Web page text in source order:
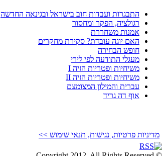
התבגרות ועבדות חוב בישראל ובגינאה החדשה
רגולציה, הפקר ומחסור
אמנות משחררת
האם יוגה עובדת? סקירת מחקרים
חופש הבחירה
מעגלי התודעה לפי לירי
משיחיות ופטריות הזיה I
משיחיות ופטריות הזיה II
עברית והמילון המצומצם
אוף דה גריד
מדיניות פרטיות, נגישות, תנאי שימוש >>